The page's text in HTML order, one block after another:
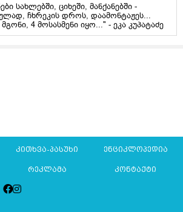
სახლებში, ციხეში, მანქანებში -
ჩხრეკის დროს, დაამონტაჟეს...
მგონი, 4 მოსასმენი იყო..." - ეკა კუპატაძე
კითხვა-პასუხი ენციკლოპედია
რეკლამა კონტაქტი